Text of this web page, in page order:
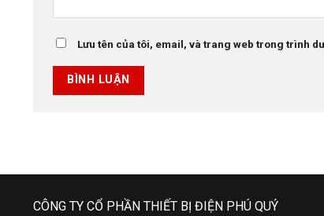
Lưu tên của tôi, email, và trang web trong trình
CÔNG TY CỔ PHẦN THIẾT BỊ ĐIỆN PHÚ QUÝ